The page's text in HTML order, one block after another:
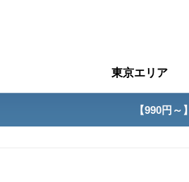
東京エリア
【990円